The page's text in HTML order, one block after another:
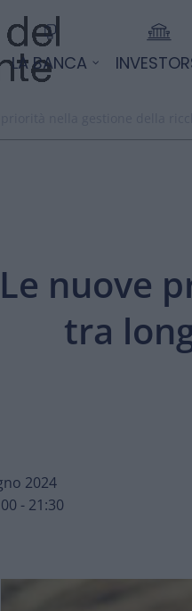
LA BANCA
Le nuove
tra
2024
- 21:30